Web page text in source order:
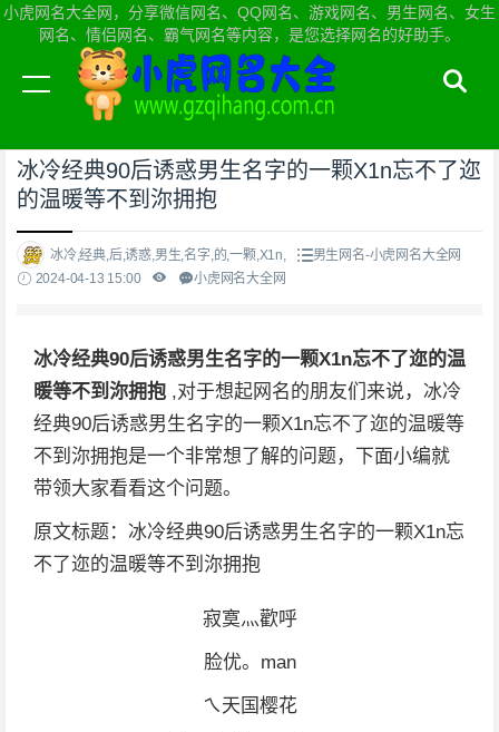
小虎网名大全网，分享微信网名、QQ网名、游戏网名、男生网名、女生
网名、情侣网名、霸气网名等内容，是您选择网名的好助手。
当前位置：小虎网名大全网首页>男生网名
冰冷经典90后诱惑男生名字的一颗X1n忘不了迩
的温暖等不到沵拥抱
冰冷,经典,后,诱惑,男生,名字,的,一颗,X1n,
男生网名-小虎网名大全网
2024-04-13 15:00
小虎网名大全网
冰冷经典90后诱惑男生名字的一颗X1n忘不了迩的温
暖等不到沵拥抱 ,对于想起网名的朋友们来说，冰冷
经典90后诱惑男生名字的一颗X1n忘不了迩的温暖等
不到沵拥抱是一个非常想了解的问题，下面小编就
带领大家看看这个问题。
原文标题：冰冷经典90后诱惑男生名字的一颗X1n忘
不了迩的温暖等不到沵拥抱
寂寞灬歡呼
脸优。man
ㄟ天国樱花